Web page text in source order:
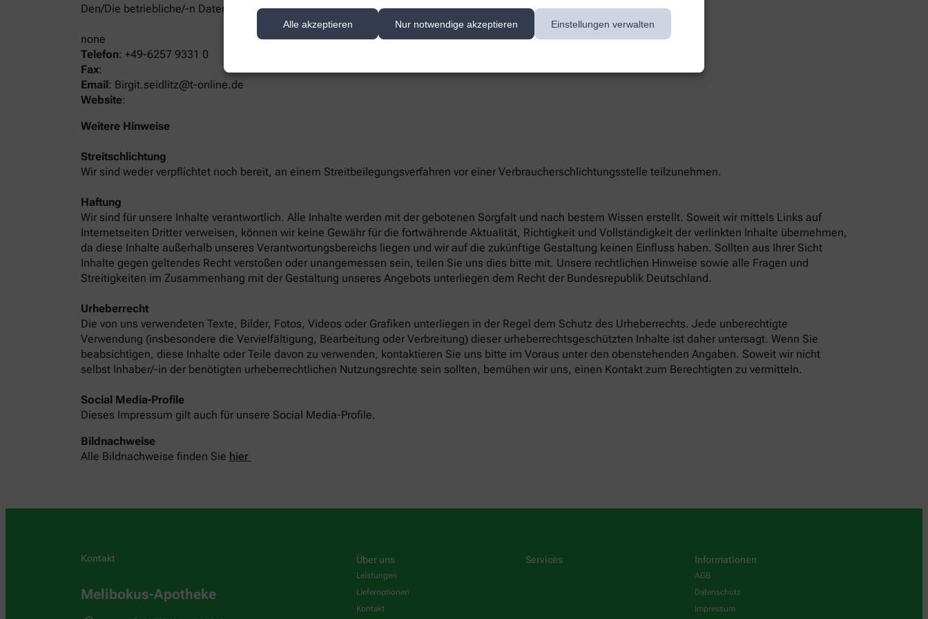
Alle akzeptieren Nur notwendige akzeptieren Einstellungen verwalten
Den/Die betriebliche/-n Datenschutzbeauftragte/-n unserer Apotheke können Sie hier erreichen:
none
Telefon: +49-6257 9331 0
Fax:
Email: Birgit.seidlitz@t-online.de
Website:
Weitere Hinweise
Streitschlichtung
Wir sind weder verpflichtet noch bereit, an einem Streitbeilegungsverfahren vor einer Verbraucherschlichtungsstelle teilzunehmen.
Haftung
Wir sind für unsere Inhalte verantwortlich. Alle Inhalte werden mit der gebotenen Sorgfalt und nach bestem Wissen erstellt. Soweit wir mittels Links auf
Internetseiten Dritter verweisen, können wir keine Gewähr für die fortwährende Aktualität, Richtigkeit und Vollständigkeit der verlinkten Inhalte übernehmen,
da diese Inhalte außerhalb unseres Verantwortungsbereichs liegen und wir auf die zukünftige Gestaltung keinen Einfluss haben. Sollten aus Ihrer Sicht
Inhalte gegen geltendes Recht verstoßen oder unangemessen sein, teilen Sie uns dies bitte mit. Unsere rechtlichen Hinweise sowie alle Fragen und
Streitigkeiten im Zusammenhang mit der Gestaltung unseres Angebots unterliegen dem Recht der Bundesrepublik Deutschland.
Urheberrecht
Die von uns verwendeten Texte, Bilder, Fotos, Videos oder Grafiken unterliegen in der Regel dem Schutz des Urheberrechts. Jede unberechtigte
Verwendung (insbesondere die Vervielfältigung, Bearbeitung oder Verbreitung) dieser urheberrechtsgeschützten Inhalte ist daher untersagt. Wenn Sie
beabsichtigen, diese Inhalte oder Teile davon zu verwenden, kontaktieren Sie uns bitte im Voraus unter den obenstehenden Angaben. Soweit wir nicht
selbst Inhaber/-in der benötigten urheberrechtlichen Nutzungsrechte sein sollten, bemühen wir uns, einen Kontakt zum Berechtigten zu vermitteln.
Social Media-Profile
Dieses Impressum gilt auch für unsere Social Media-Profile.
Bildnachweise
Alle Bildnachweise finden Sie hier
Kontakt
Melibokus-Apotheke
Über uns
Leistungen
Lieferoptionen
Kontakt
Services Informationen
AGB
Datenschutz
Impressum